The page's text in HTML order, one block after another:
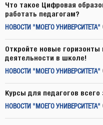
Что такое Цифровая
работать педагогам?
НОВОСТИ "МОЕГО УНИВЕРСИТЕТА"
Откройте новые горизонты
деятельности в школе!
НОВОСТИ "МОЕГО УНИВЕРСИТЕТА"
Курсы для педагогов
НОВОСТИ "МОЕГО УНИВЕРСИТЕТА"